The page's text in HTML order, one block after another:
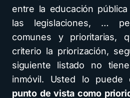
entre la educación
las legislaciones, …
comunes y prioritarias,
criterio la priorización,
siguiente listado no
inmóvil. Usted lo
punto de vista como